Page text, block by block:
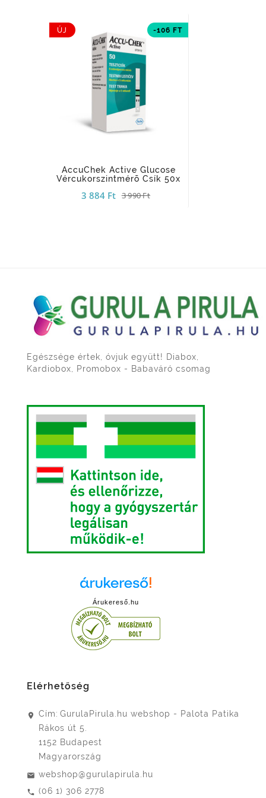
ÚJ -106 FT
AccuChek Active Glucose
Vércukorszintmérõ Csík 50x
3 884 Ft 3 990 Ft
Egészsége értek, óvjuk együtt! Diabox,
Kardiobox, Promobox - Babaváró csomag
Árukereső.hu
Elérhetőség
Cím: GurulaPirula.hu webshop - Palota Patika
Rákos út 5.
1152 Budapest
Magyarország
webshop@gurulapirula.hu
(06 1) 306 2778